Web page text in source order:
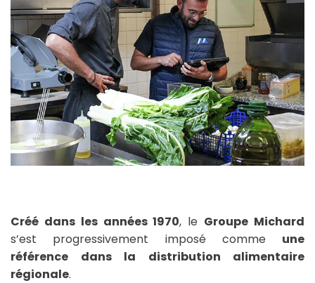
Créé dans les années 1970, le Groupe Michard
s’est progressivement imposé comme une
référence dans la distribution alimentaire
régionale.